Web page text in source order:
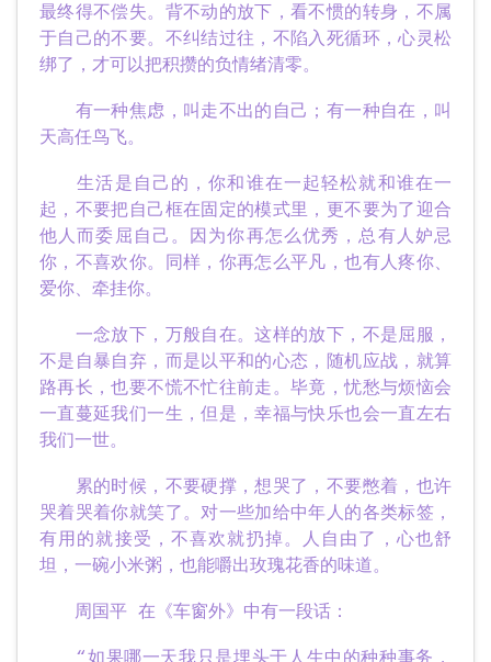
最终得不偿失。背不动的放下，看不惯的转身，不属
于自己的不要。不纠结过往，不陷入死循环，心灵松
绑了，才可以把积攒的负情绪清零。
有一种焦虑，叫走不出的自己；有一种自在，叫
天高任鸟飞。
生活是自己的，你和谁在一起轻松就和谁在一
起，不要把自己框在固定的模式里，更不要为了迎合
他人而委屈自己。因为你再怎么优秀，总有人妒忌
你，不喜欢你。同样，你再怎么平凡，也有人疼你、
爱你、牵挂你。
一念放下，万般自在。这样的放下，不是屈服，
不是自暴自弃，而是以平和的心态，随机应战，就算
路再长，也要不慌不忙往前走。毕竟，忧愁与烦恼会
一直蔓延我们一生，但是，幸福与快乐也会一直左右
我们一世。
累的时候，不要硬撑，想哭了，不要憋着，也许
哭着哭着你就笑了。对一些加给中年人的各类标签，
有用的就接受，不喜欢就扔掉。人自由了，心也舒
坦，一碗小米粥，也能嚼出玫瑰花香的味道。
周国平 在《车窗外》中有一段话：
“如果哪一天我只是埋头于人生中的种种事务，